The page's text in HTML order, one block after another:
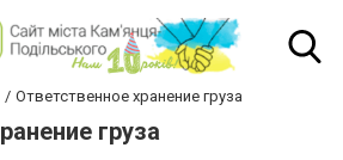
Ответственное хранение груза
груза